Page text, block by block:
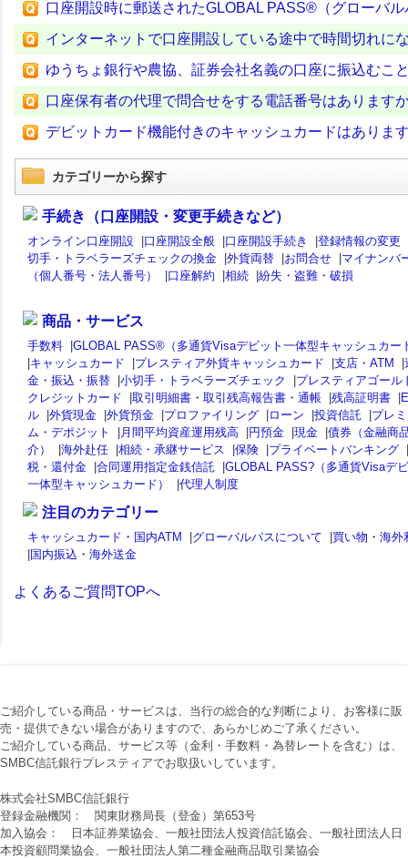
口座開設時に郵送されたGLOBAL PASS®（グローバ
インターネットで口座開設している途中で時間切れに
ゆうちょ銀行や農協、証券会社名義の口座に振込むこ
口座保有者の代理で問合せをする電話番号はあります
デビットカード機能付きのキャッシュカードはありま
カテゴリーから探す
手続き（口座開設・変更手続きなど）
オンライン口座開設 |口座開設全般 |口座開設手続き |登録情報の変更
切手・トラベラーズチェックの換金 |外貨両替 |お問合せ |マイナンバ
（個人番号・法人番号）
|口座解約 |相続 |紛失・盗難・破損
商品・サービス
手数料 |GLOBAL PASS®（多通貨Visaデビット一体型キャッシュカー
|キャッシュカード |プレスティア外貨キャッシュカード |支店・ATM |
金・振込・振替 |小切手・トラベラーズチェック |プレスティアゴール
クレジットカード
|取引明細書・取引残高報告書・通帳 |残高証明書 |
ル |外貨現金 |外貨預金 |プロファイリング |ローン |投資信託 |プレ
ム・デポジット
| 月間平均資産運用残高 |円預金 |現金 |債券（金融商
介）
|海外赴任 |相続・承継サービス |保険 |プライベートバンキング |
税・還付金 |合同運用指定金銭信託 |GLOBAL PASS?（多通貨Visaデ
一体型キャッシュカード）
|代理人制度
注目のカテゴリー
キャッシュカード・国内ATM |グローバルパスについて |買い物・海外
|国内振込・海外送金
よくあるご質問TOPへ
ご紹介している商品・サービスは、当行の総合的な判断により、お客様に販
売・提供できない場合がありますので、あらかじめご了承ください。
ご紹介している商品、サービス等（金利・手数料・為替レートを含む）は、
SMBC信託銀行プレスティアでお取扱いしています。
株式会社SMBC信託銀行
登録金融機関： 関東財務局長（登金）第653号
加入協会： 日本証券業協会、一般社団法人投資信託協会、一般社団法人日
本投資顧問業協会、一般社団法人第二種金融商品取引業協会